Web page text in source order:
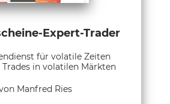
Expert-Trader
für volatile Zeiten
Trades in volatilen Märkten
Manfred Ries